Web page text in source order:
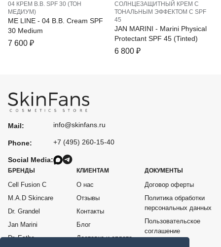
04 КРЕМ B.B. SPF 30 (ТОН
МЕДИУМ)
ME LINE - 04 B.B. Cream SPF
30 Medium
7 600 ₽
СОЛНЦЕЗАЩИТНЫЙ КРЕМ С
ТОНАЛЬНЫМ ЭФФЕКТОМ C SPF
45
JAN MARINI - Marini Physical
Protectant SPF 45 (tinted)
6 800 ₽
Mail:
Phone:
Social Media:
info@skinfans.ru
+7 (495) 260-15-40
БРЕНДЫ
Cell Fusion C
M.A.D Skincare
Dr. Grandel
Jan Marini
Dr. Esthe
КЛИЕНТАМ
О нас
Отзывы
Контакты
Блог
Доставка и оплата
ДОКУМЕНТЫ
Договор оферты
Политика обработки
персональных данных
Пользовательское
соглашение